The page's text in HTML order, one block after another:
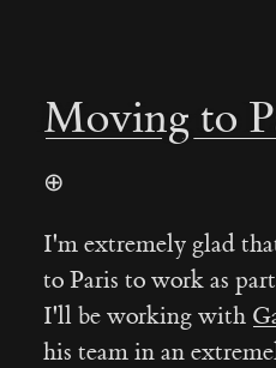
Moving to
⊕
I'm extremely glad
to Paris to work as
I'll be working with
his team in an